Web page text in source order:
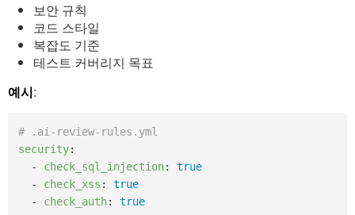
보안 규칙
코드 스타일
복잡도 기준
테스트 커버리지 목표
예시:
# .ai-review-rules.yml
security:
-
check_sql_injection:
true
-
check_xss :
true
-
check_auth: true